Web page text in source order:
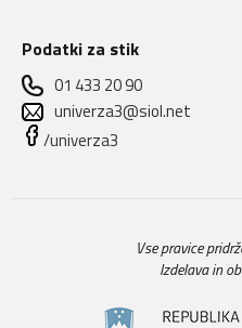
Podatki za stik
01 433 20 90
univerza3@siol.net
/univerza3
Vse pravice
Izdelava in